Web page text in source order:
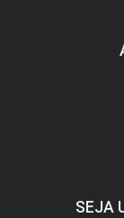
SEJA